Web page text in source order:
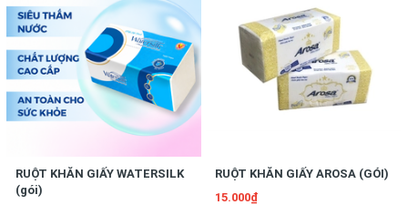
RUỘT KHĂN GIẤY WATERSILK
(gói)
RUỘT KHĂN GIẤY AROSA (GÓI)
15.000₫